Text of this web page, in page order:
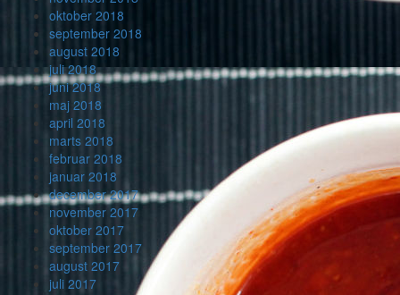
oktober 2018
september 2018
august 2018
juli 2018
juni 2018
maj 2018
april 2018
marts 2018
februar 2018
januar 2018
december 2017
november 2017
oktober 2017
september 2017
august 2017
juli 2017